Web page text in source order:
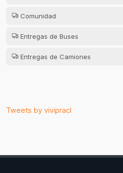
Comunidad
Entregas de Buses
Entregas de Camiones
Tweets by vivipracl